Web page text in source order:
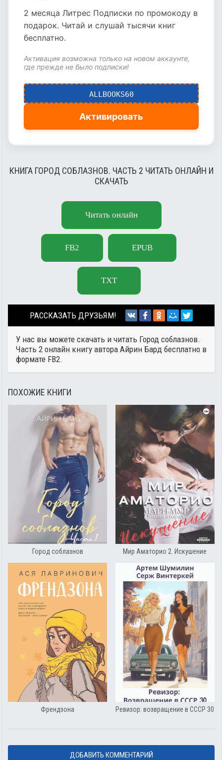
2 месяца Литрес Подписки по промокоду в
подарок. Читай и слушай тысячи книг
бесплатно.
Активация возможна только на новом аккаунте,
где прежде не было подписки!
ALLBOOKS60
Активировать
КНИГА ГОРОД СОБЛАЗНОВ. ЧАСТЬ 2 ЧИТАТЬ ОНЛАЙН И
СКАЧАТЬ
Читать онлайн
FB2 EPUB
TXT
РАССКАЗАТЬ ДРУЗЬЯМ!
У нас вы можете скачать и читать Город соблазнов.
Часть 2 онлайн книгу автора Айрин Бард бесплатно в
формате FB2.
ПОХОЖИЕ КНИГИ
Город соблазнов Мир Аматорио 2. Искушение
Френдзона Ревизор: возвращение в СССР 30
ДОБАВИТЬ КОММЕНТАРИЙ